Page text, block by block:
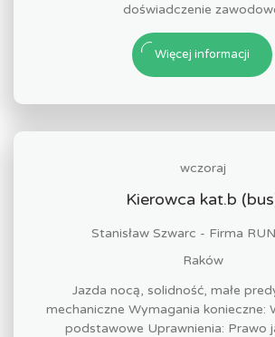
doświadczenie
Więcej informacji
wczoraj
Kierowca kat.b
Stanisław Szwarc - Firma
Raków
Jazda nocą, solidność, małe
mechaniczne Wymagania konieczne:
podstawowe Uprawnienia: Prawo